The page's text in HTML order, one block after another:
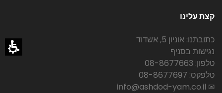
קצת עלינו
כתובתנו: אוניון 5, אשדוד
נגישות בסניף
טלפון: 08-8677663
טלפקס: 08-8677697
✉ info@ashdod-yam.co.il